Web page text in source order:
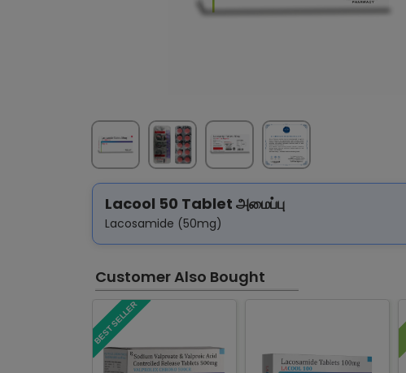
Lacool 50 Tablet அமைப்பு
Lacosamide (50mg)
Customer Also Bought
BEST SELLER